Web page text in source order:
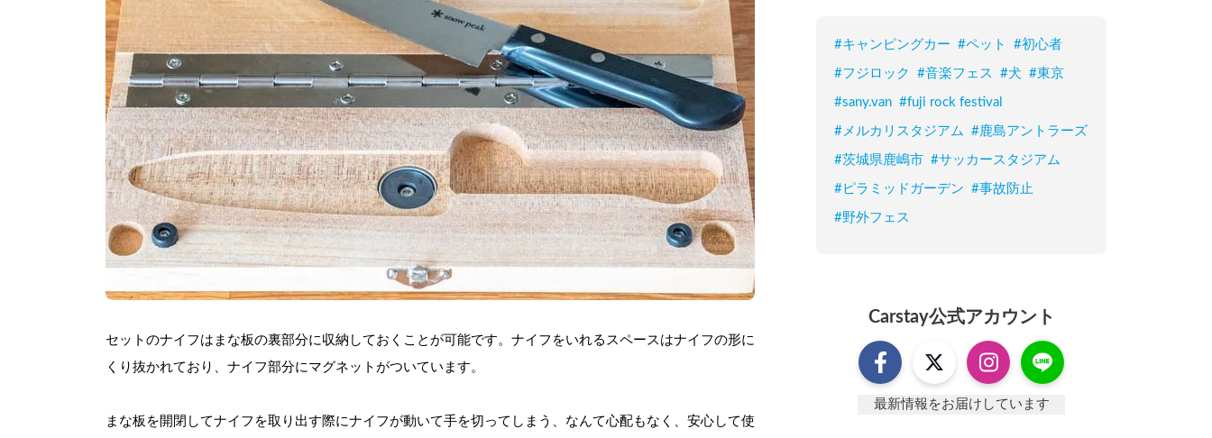
セットのナイフはまな板の裏部分に収納しておくことが可能です。ナイフをいれるスペースはナイフの形に
くり抜かれており、ナイフ部分にマグネットがついています。
まな板を開閉してナイフを取り出す際にナイフが動いて手を切ってしまう、なんて心配もなく、安心して使
#キャンピングカー #ペット #初心者
#フジロック #音楽フェス #犬 #東京
#sany.van #fuji rock festival
#メルカリスタジアム #鹿島アントラーズ
#茨城県鹿嶋市 #サッカースタジアム
#ピラミッドガーデン #事故防止
#野外フェス
Carstay公式アカウント
最新情報をお届けしています